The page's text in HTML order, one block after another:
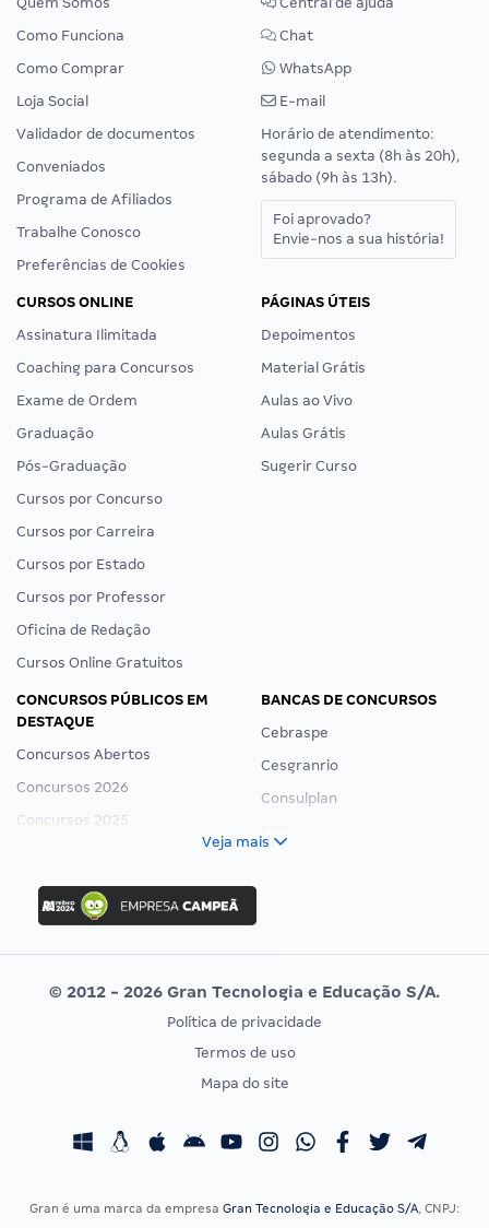
Como Funciona
Como Comprar
Loja Social
Validador de documentos
Conveniados
Programa de Afiliados
Trabalhe Conosco
Preferências de Cookies
Chat
WhatsApp
E-mail
Horário de atendimento:
segunda a sexta (8h às 20h),
sábado (9h às 13h).
Foi aprovado?
Envie-nos a sua história!
CURSOS ONLINE
Assinatura Ilimitada
Coaching para Concursos
Exame de Ordem
Graduação
Pós-Graduação
Cursos por Concurso
Cursos por Carreira
Cursos por Estado
Cursos por Professor
Oficina de Redação
Cursos Online Gratuitos
PÁGINAS ÚTEIS
Depoimentos
Material Grátis
Aulas ao Vivo
Aulas Grátis
Sugerir Curso
CONCURSOS PÚBLICOS EM
DESTAQUE
Concursos Abertos
Concursos 2026
Concursos 2025
Concurso Ibama
Concurso MPU
Editais publicados
BANCAS DE CONCURSOS
Cebraspe
Cesgranrio
Consulplan
Vunesp
CONCURSOS POR PROFISSÃO
Concursos Fiscais
EXAME DE ORDEM
Calendário OAB
Veja mais
© 2012 - 2026 Gran Tecnologia e Educação S/A.
Política de privacidade
Termos de uso
Mapa do site
Gran é uma marca da empresa Gran Tecnologia e Educação S/A, CNPJ: